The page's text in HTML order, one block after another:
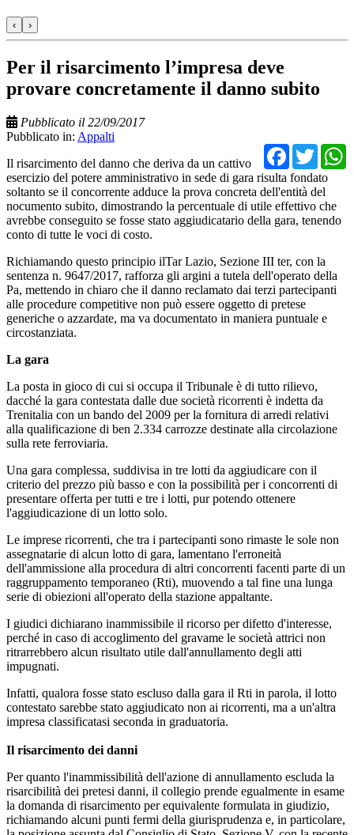
‹ ›
Per il risarcimento l’impresa deve
provare concretamente il danno subito
Pubblicato il 22/09/2017
Pubblicato in: Appalti
Il risarcimento del danno che deriva da un cattivo
esercizio del potere amministrativo in sede di gara risulta fondato
soltanto se il concorrente adduce la prova concreta dell'entità del
nocumento subito, dimostrando la percentuale di utile effettivo che
avrebbe conseguito se fosse stato aggiudicatario della gara, tenendo
conto di tutte le voci di costo.
Richiamando questo principio ilTar Lazio, Sezione III ter, con la
sentenza n. 9647/2017, rafforza gli argini a tutela dell'operato della
Pa, mettendo in chiaro che il danno reclamato dai terzi partecipanti
alle procedure competitive non può essere oggetto di pretese
generiche o azzardate, ma va documentato in maniera puntuale e
circostanziata.
La gara
La posta in gioco di cui si occupa il Tribunale è di tutto rilievo,
dacché la gara contestata dalle due società ricorrenti è indetta da
Trenitalia con un bando del 2009 per la fornitura di arredi relativi
alla qualificazione di ben 2.334 carrozze destinate alla circolazione
sulla rete ferroviaria.
Una gara complessa, suddivisa in tre lotti da aggiudicare con il
criterio del prezzo più basso e con la possibilità per i concorrenti di
presentare offerta per tutti e tre i lotti, pur potendo ottenere
l'aggiudicazione di un lotto solo.
Le imprese ricorrenti, che tra i partecipanti sono rimaste le sole non
assegnatarie di alcun lotto di gara, lamentano l'erroneità
dell'ammissione alla procedura di altri concorrenti facenti parte di un
raggruppamento temporaneo (Rti), muovendo a tal fine una lunga
serie di obiezioni all'operato della stazione appaltante.
I giudici dichiarano inammissibile il ricorso per difetto d'interesse,
perché in caso di accoglimento del gravame le società attrici non
ritrarrebbero alcun risultato utile dall'annullamento degli atti
impugnati.
Infatti, qualora fosse stato escluso dalla gara il Rti in parola, il lotto
contestato sarebbe stato aggiudicato non ai ricorrenti, ma a un'altra
impresa classificatasi seconda in graduatoria.
Il risarcimento dei danni
Per quanto l'inammissibilità dell'azione di annullamento escluda la
risarcibilità dei pretesi danni, il collegio prende egualmente in esame
la domanda di risarcimento per equivalente formulata in giudizio,
richiamando alcuni punti fermi della giurisprudenza e, in particolare,